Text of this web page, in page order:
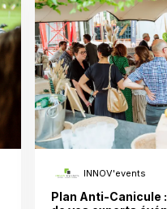
INNOV'events
Plan Anti-Canicule